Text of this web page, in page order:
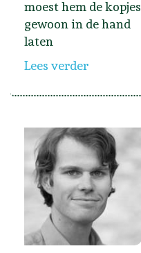
moest hem de kopjes
gewoon in de hand
laten
Lees verder